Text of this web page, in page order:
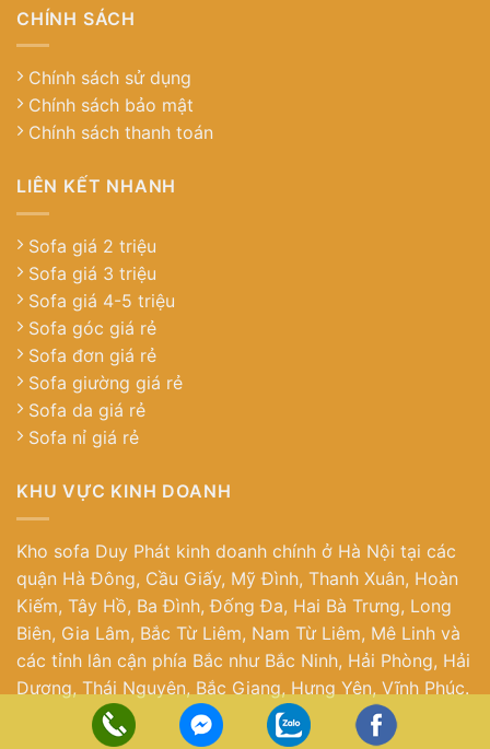
CHÍNH SÁCH
Chính sách sử dụng
Chính sách bảo mật
Chính sách thanh toán
LIÊN KẾT NHANH
Sofa giá 2 triệu
Sofa giá 3 triệu
Sofa giá 4-5 triệu
Sofa góc giá rẻ
Sofa đơn giá rẻ
Sofa giường giá rẻ
Sofa da giá rẻ
Sofa nỉ giá rẻ
KHU VỰC KINH DOANH
Kho sofa Duy Phát kinh doanh chính ở Hà Nội tại các
quận Hà Đông, Cầu Giấy, Mỹ Đình, Thanh Xuân, Hoàn
Kiếm, Tây Hồ, Ba Đình, Đống Đa, Hai Bà Trưng, Long
Biên, Gia Lâm, Bắc Từ Liêm, Nam Từ Liêm, Mê Linh và
các tỉnh lân cận phía Bắc như Bắc Ninh, Hải Phòng, Hải
Dương, Thái Nguyên, Bắc Giang, Hưng Yên, Vĩnh Phúc.